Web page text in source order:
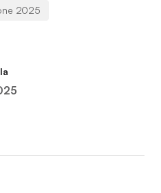
2025